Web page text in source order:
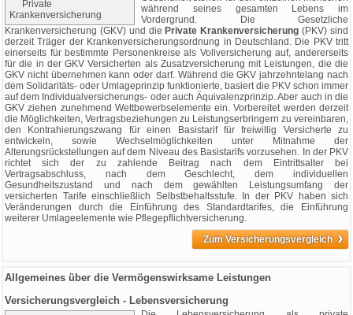
während seines gesamten Lebens im
Vordergrund. Die Gesetzliche
Krankenversicherung (GKV) und die Private Krankenversicherung (PKV) sind
derzeit Träger der Krankenversicherungsordnung in Deutschland. Die PKV tritt
einerseits für bestimmte Personenkreise als Vollversicherung auf, andererseits
für die in der GKV Versicherten als Zusatzversicherung mit Leistungen, die die
GKV nicht übernehmen kann oder darf. Während die GKV jahrzehntelang nach
dem Solidaritäts- oder Umlageprinzip funktionierte, basiert die PKV schon immer
auf dem Individualversicherungs- oder auch Äquivalenzprinzip. Aber auch in die
GKV ziehen zunehmend Wettbewerbselemente ein. Vorbereitet werden derzeit
die Möglichkeiten, Vertragsbeziehungen zu Leistungserbringern zu vereinbaren,
den Kontrahierungszwang für einen Basistarif für freiwillig Versicherte zu
entwickeln, sowie Wechselmöglichkeiten unter Mitnahme der
Alterungsrückstellungen auf dem Niveau des Basistarifs vorzusehen. In der PKV
richtet sich der zu zahlende Beitrag nach dem Eintrittsalter bei
Vertragsabschluss, nach dem Geschlecht, dem individuellen
Gesundheitszustand und nach dem gewählten Leistungsumfang der
versicherten Tarife einschließlich Selbstbehaltsstufe. In der PKV haben sich
Veränderungen durch die Einführung des Standardtarifes, die Einführung
weiterer Umlageelemente wie Pflegepflichtversicherung.
Zum Versicherungsvergleich ›
Allgemeines über die Vermögenswirksame Leistungen
Versicherungsvergleich - Lebensversicherung